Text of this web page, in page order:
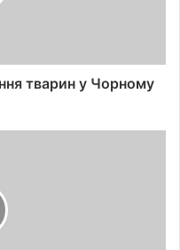
тварин у Чорному